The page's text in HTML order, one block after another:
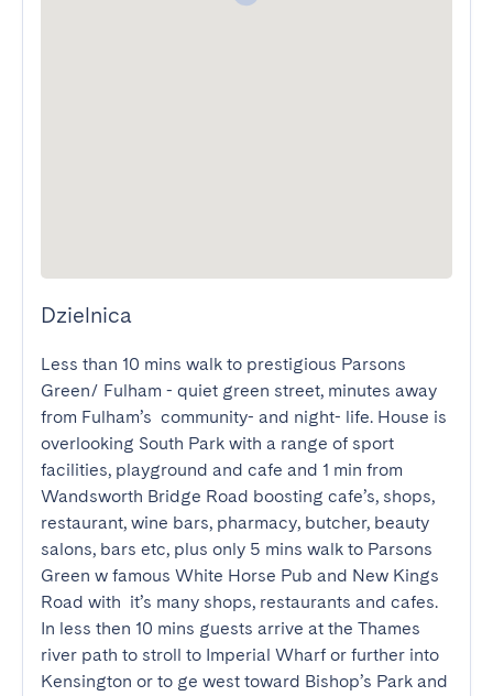
Dzielnica
Less than 10 mins walk to prestigious Parsons
Green/ Fulham - quiet green street, minutes away
from Fulham’s  community- and night- life. House is
overlooking South Park with a range of sport
facilities, playground and cafe and 1 min from
Wandsworth Bridge Road boosting cafe’s, shops,
restaurant, wine bars, pharmacy, butcher, beauty
salons, bars etc, plus only 5 mins walk to Parsons
Green w famous White Horse Pub and New Kings
Road with  it’s many shops, restaurants and cafes.
In less then 10 mins guests arrive at the Thames
river path to stroll to Imperial Wharf or further into
Kensington or to ge west toward Bishop’s Park and